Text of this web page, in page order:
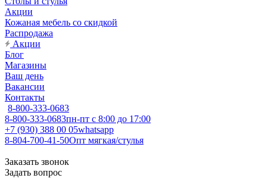
Акции
Кожаная мебель со скидкой
Распродажа
Акции
Блог
Магазины
Ваш день
Вакансии
Контакты
8-800-333-0683
8-800-333-0683пн-пт с 8:00 до 17:00
+7 (930) 388 00 05whatsapp
8-804-700-41-50Опт мягкая/стулья
Заказать звонок
Задать вопрос